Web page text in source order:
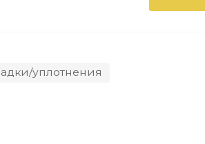
уплотнения